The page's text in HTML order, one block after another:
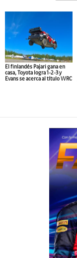
El finlandés Pajari gana en
casa, Toyota logra 1-2-3 y
Evans se acerca al título WRC